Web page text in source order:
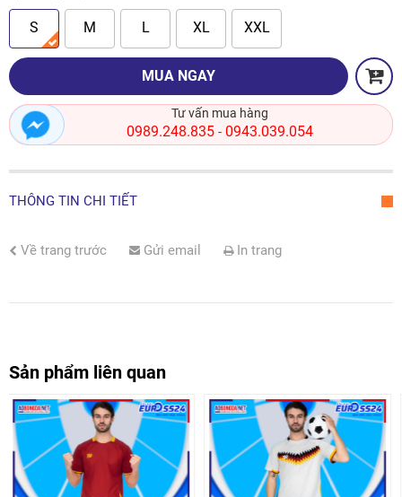
S M L XL XXL
MUA NGAY
Tư vấn mua hàng
0989.248.835- 0943.039.054
THÔNG TIN CHI TIẾT
Về trang trước Gửi email In trang
Sản phẩm liên quan